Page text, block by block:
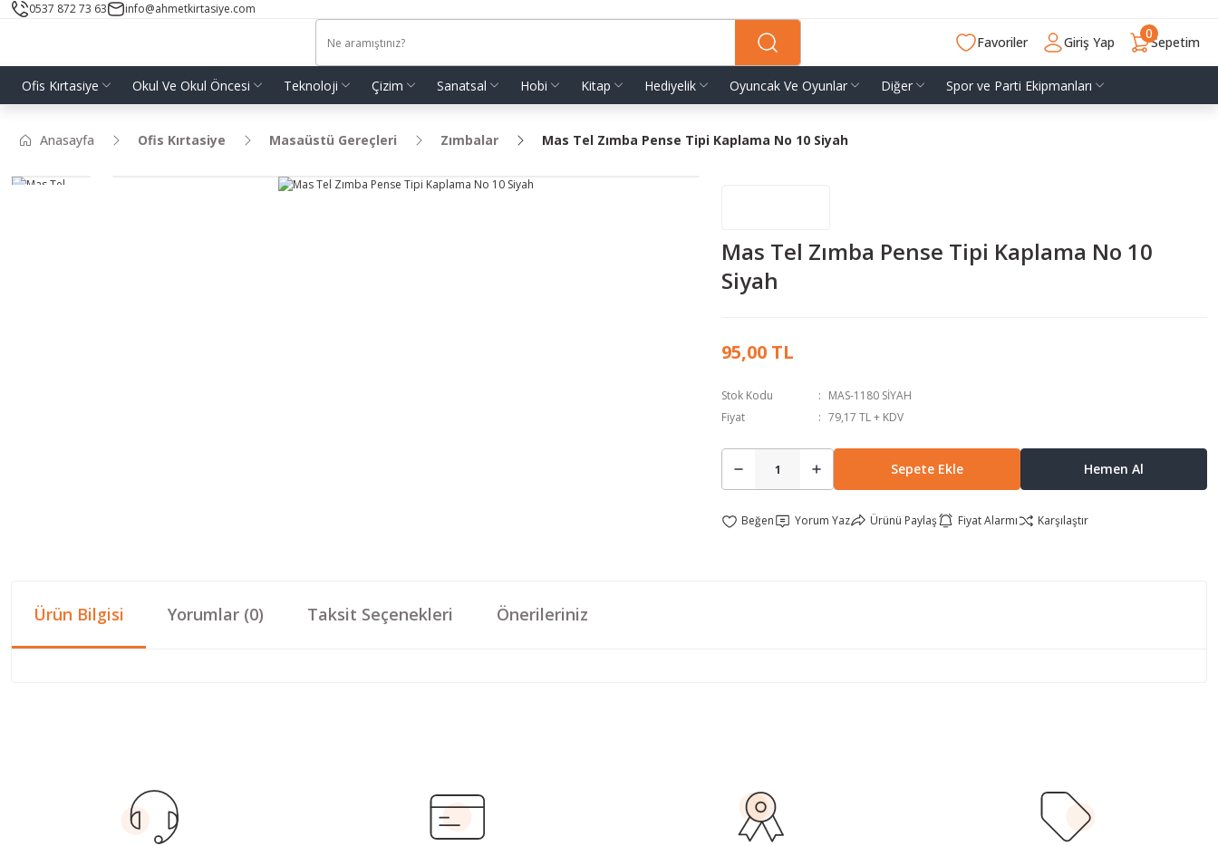
0537 872 73 63 info@ahmetkirtasiye.com
Favoriler Giriş Yap Sepetim
0
Ofis Kırtasiye Okul Ve Okul Öncesi Teknoloji Çizim Sanatsal Hobi Kitap Hediyelik Oyuncak Ve Oyunlar Diğer Spor ve Parti Ekipmanları
Anasayfa Ofis Kırtasiye Masaüstü Gereçleri Zımbalar Mas Tel Zımba Pense Tipi Kaplama No 10 Siyah
Mas Tel Zımba Pense Tipi Kaplama No 10
Siyah
95,00 TL
Stok Kodu
MAS-1180 SİYAH
Fiyat
79,17 TL + KDV
Sepete Ekle Hemen Al
Yorum Yaz Ürünü Paylaş Fiyat Alarmı Karşılaştır
Ürün Bilgisi Yorumlar (0) Taksit Seçenekleri Önerileriniz
Ürün açıklamasında eksik bilgiler bulunuyor.
Ürün bilgilerinde hatalar bulunuyor.